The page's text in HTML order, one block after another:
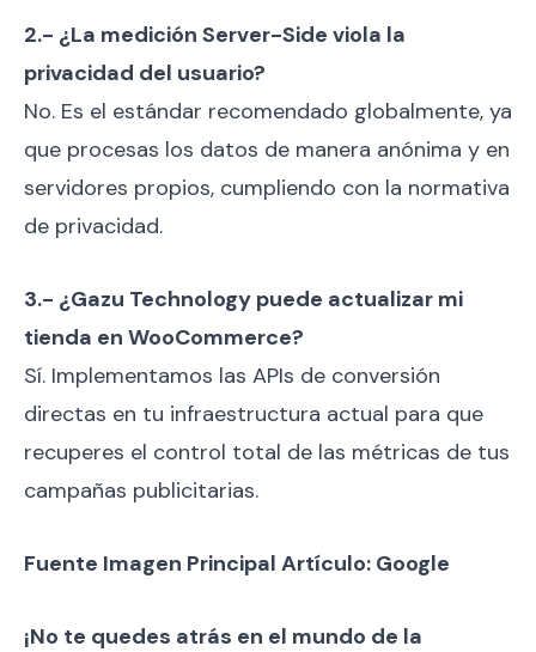
2.- ¿La medición Server-Side viola la
privacidad del usuario?
No. Es el estándar recomendado globalmente, ya
que procesas los datos de manera anónima y en
servidores propios, cumpliendo con la normativa
de privacidad.
3.- ¿Gazu Technology puede actualizar mi
tienda en WooCommerce?
Sí. Implementamos las APIs de conversión
directas en tu infraestructura actual para que
recuperes el control total de las métricas de tus
campañas publicitarias.
Fuente Imagen Principal Artículo: Google
¡No te quedes atrás en el mundo de la